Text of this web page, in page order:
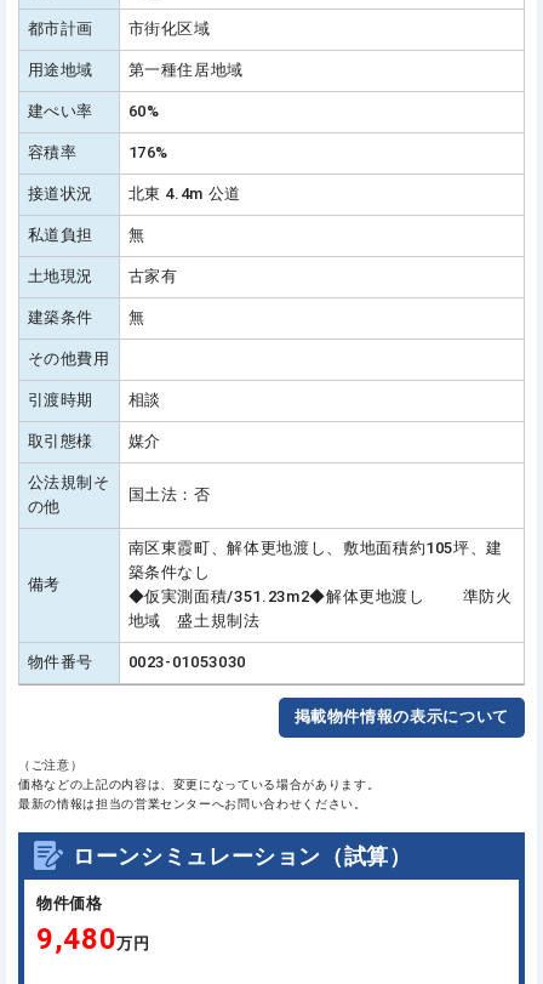
都市計画 市街化区域
用途地域 第一種住居地域
建ぺい率 60%
容積率 176%
接道状況 北東 4.4m 公道
私道負担 無
土地現況 古家有
建築条件 無
その他費用
引渡時期 相談
取引態様 媒介
公法規制そ
の他
国土法：否
備考
南区東霞町、解体更地渡し、敷地面積約105坪、建
築条件なし
◆仮実測面積/351.23m2◆解体更地渡し 準防火
地域 盛土規制法
物件番号 0023-01053030
掲載物件情報の表示について
（ご注意）
価格などの上記の内容は、変更になっている場合があります。
最新の情報は担当の営業センターへお問い合わせください。
ローンシミュレーション（試算）
物件価格
9,480万円